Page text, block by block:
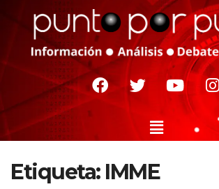
Etiqueta: IMME